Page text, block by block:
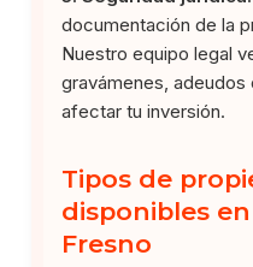
documentación de la
Nuestro equipo legal
gravámenes,
afectar tu inversión.
Tipos de
disponibles
Fresno